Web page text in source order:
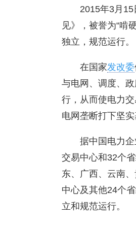
2015年3月
见》，被誉为“啃
独立，规范运行。
在国家发改委
与电网、调度、
行，从而使电力
电网垄断打下坚实
据中国电力
交易中心和32个
东、广西、云南
中心及其他24个
立和规范运行。